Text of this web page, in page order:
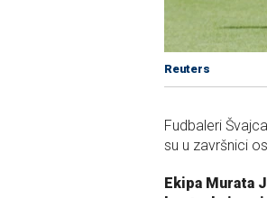
Reuters
Fudbaleri
su u završnici
Ekipa Murata